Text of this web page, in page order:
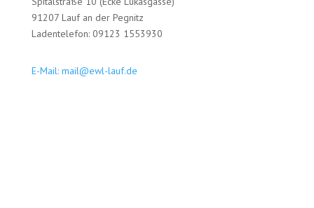
91207 Lauf an der Pegnitz
Ladentelefon: 09123 1553930
E-Mail: mail@ewl-lauf.de